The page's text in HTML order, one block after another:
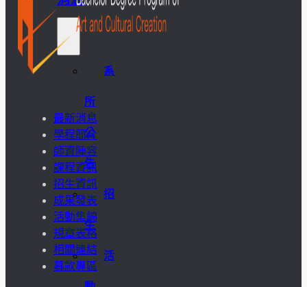
系
所
公
告
招
生
活
最新消息
學程簡介
師資陣容
課程資訊
招生資訊
成果發表
活動集錦
規章表格
相關連結
募款專區